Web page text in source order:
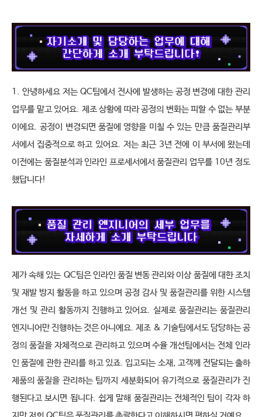
1. 안녕하세요 저는 QC팀에서 전사에 발생하는 공정 변경에 대한 관리
업무를 맡고 있어요. 제조 상황에 따라 공정의 변화는 피할 수 없는 부분
이에요. 공정이 변경되면 품질에 영향을 미칠 수 있는 만큼 품질관리부
서에서 집중적으로 하고 있어요. 저는 최근 3년 전에 이 부서에 왔는데
이전에는 품질분석과 인라인 프로세서에서 품질관리 업무를 10년 정도
했답니다!
제가 속해 있는 QC팀은 인라인 품질 변동 관리와 이상 품질에 대한 조치
및 재발 방지 활동을 하고 있으며 공정 감사 및 품질관리를 위한 시스템
개선 및 관리 활동까지 진행하고 있어요. 실제로 품질관리는 품질관리
엔지니어만 진행하는 것은 아니예요. 제조 & 기술팀에서도 담당하는 공
정의 품질을 자체적으로 관리하고 있으며 수율 개선팀에서는 전체 인라
인 품질에 관한 관리를 하고 있죠. 입고되는 소재, 고객께 전달되는 출하
제품의 품질을 관리하는 팀까지 세분화되어 유기적으로 품질관리가 진
행된다고 보시면 됩니다. 쉽게 말해 품질관리는 전체적인 팀이 각자 하